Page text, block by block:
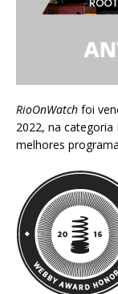
RioOnWatch foi
2022, na categoria
melhores